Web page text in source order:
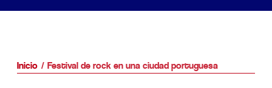
Inicio Festival de rock en una ciudad portuguesa